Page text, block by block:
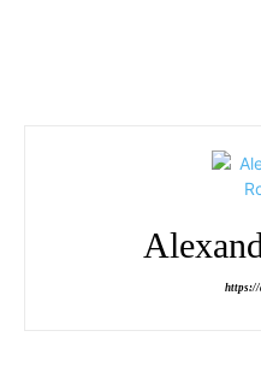
https://